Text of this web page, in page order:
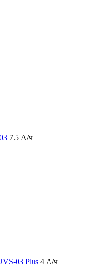
7.5 А/ч
03 Plus 4 А/ч